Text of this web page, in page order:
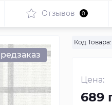
Отзывов 0
Код Товара:
Цена:
689